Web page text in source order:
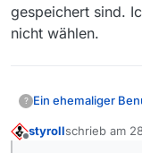
gespeichert sind.
nicht wählen.
?
styrollschrieb am
zuletzt